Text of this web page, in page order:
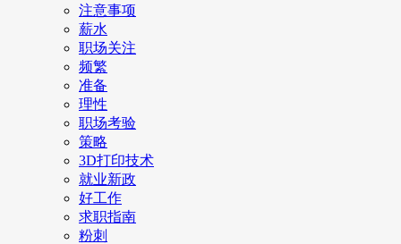
注意事项
薪水
职场关注
频繁
准备
理性
职场考验
策略
3D打印技术
就业新政
好工作
求职指南
粉刺